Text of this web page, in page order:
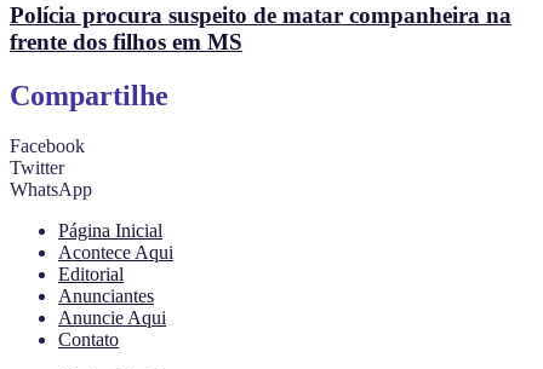
Polícia procura suspeito de matar companheira na
frente dos filhos em MS
Compartilhe
Facebook
Twitter
WhatsApp
Página Inicial
Acontece Aqui
Editorial
Anunciantes
Anuncie Aqui
Contato